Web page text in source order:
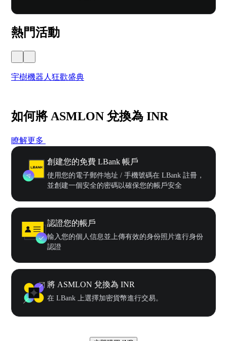
熱門活動
宇樹機器人狂歡盛典
如何將 ASMLON 兌換為 INR
瞭解更多
創建您的免費 LBank 帳戶
使用您的電子郵件地址 / 手機號碼在 LBank 註冊，
並創建一個安全的密碼以確保您的帳戶安全
認證您的帳戶
輸入您的個人信息並上傳有效的身份照片進行身份
認證
將 ASMLON 兌換為 INR
在 LBank 上選擇加密貨幣進行交易。